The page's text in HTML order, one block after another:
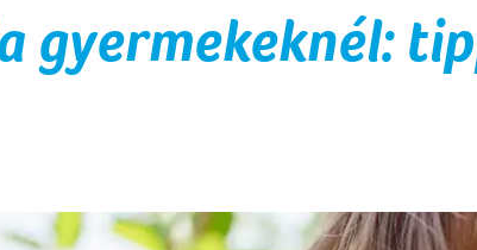
gyermekeknél: